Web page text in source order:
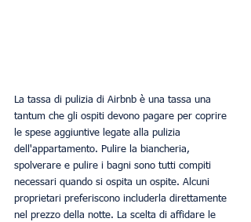
La tassa di pulizia di Airbnb è una tassa una
tantum che gli ospiti devono pagare per coprire
le spese aggiuntive legate alla pulizia
dell'appartamento. Pulire la biancheria,
spolverare e pulire i bagni sono tutti compiti
necessari quando si ospita un ospite. Alcuni
proprietari preferiscono includerla direttamente
nel prezzo della notte. La scelta di affidare le